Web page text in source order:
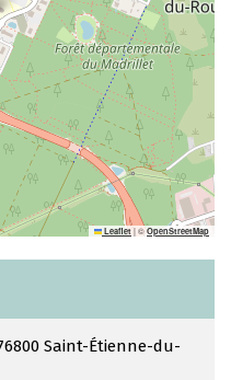
Leaflet |© OpenStreetMap
Saint-Étienne-du-